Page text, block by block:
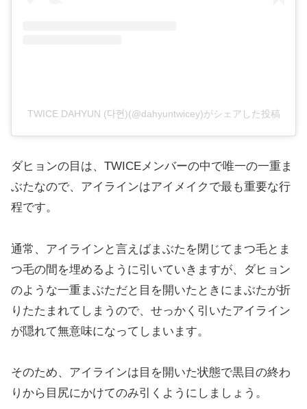
TWICE DAHYUN (다현)(@dahyuntwicey)がシェアした投稿
ダヒョンの目は、TWICEメンバーの中で唯一の一重ま
ぶたなので、アイラインはアイメイクで最も重要な行
程です。
通常、アイラインと言えばまぶたを閉じてまつ毛とま
つ毛の間を埋めるように引いていきますが、ダヒョン
のような一重まぶただと目を開いたときにまぶたが折
りたたまれてしまうので、せっかく引いたアイライン
が隠れて無意味になってしまいます。
そのため、アイラインは目を開いた状態で黒目の終わ
りから目尻にかけてのみ引くようにしましょう。